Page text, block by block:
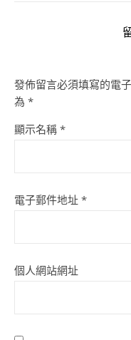
發佈留言必須填寫的電
為 *
顯示名稱 *
電子郵件地址 *
個人網站網址